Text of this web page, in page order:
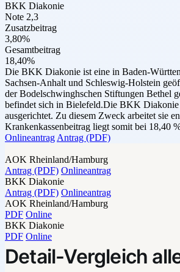
BKK Diakonie
Note 2,3
Zusatzbeitrag
3,80%
Gesamtbeitrag
18,40%
Die BKK Diakonie ist eine in Baden-
Sachsen-Anhalt und Schleswig-Holstein
der Bodelschwinghschen Stiftungen Bethel
befindet sich in Bielefeld.Die BKK Diakonie
ausgerichtet. Zu diesem Zweck arbeitet sie
Krankenkassenbeitrag liegt somit bei 18,40
Onlineantrag Antrag (PDF)
AOK Rheinland/Hamburg
Antrag (PDF) Onlineantrag
BKK Diakonie
Antrag (PDF) Onlineantrag
AOK Rheinland/Hamburg
PDF Online
BKK Diakonie
PDF Online
Detail-Vergleich